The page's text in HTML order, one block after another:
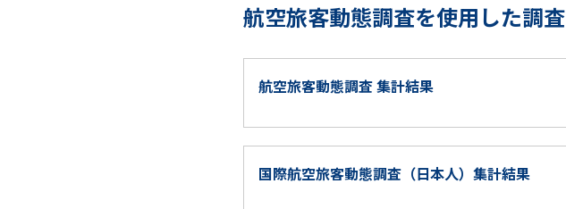
航空旅客動態調査を使用した調査
航空旅客動態調査 集計結果
国際航空旅客動態調査（日本人）集計結果